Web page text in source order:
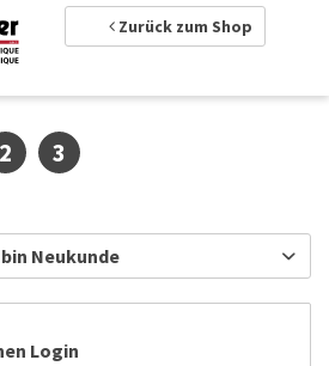
Zurück zum Shop
2 3
Neukunde
Login